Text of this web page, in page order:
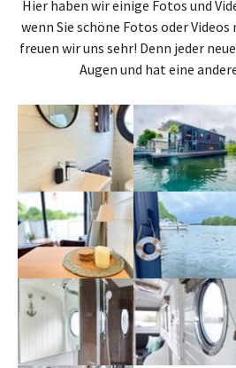
Hier haben wir einige Fotos und
wenn Sie schöne Fotos oder
freuen wir uns sehr! Denn jeder
Augen und hat eine
Show larger version Show larger
Show larger versionShow larger
Show larger versionShow larger